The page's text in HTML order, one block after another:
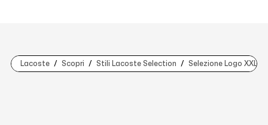
Lacoste Scopri Stili Lacoste Selection Selezione Logo XXL